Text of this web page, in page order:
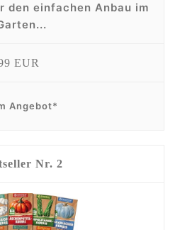
den einfachen Anbau im
EUR
Angebot*
2